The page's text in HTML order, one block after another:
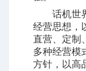
话机世界
经营思想，
直营、定制
多种经营模
方针，以高